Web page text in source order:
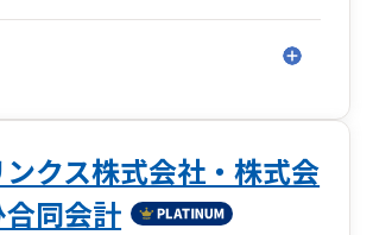
クス株式会社・株式会
同会計